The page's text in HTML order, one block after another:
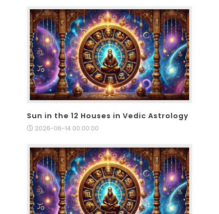
Sun in the 12 Houses in Vedic Astrology
2026-06-14 00:00:00